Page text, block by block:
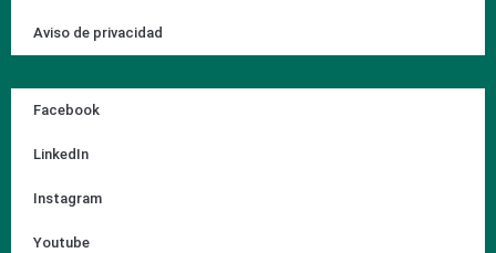
Aviso de privacidad
Facebook
LinkedIn
Instagram
Youtube